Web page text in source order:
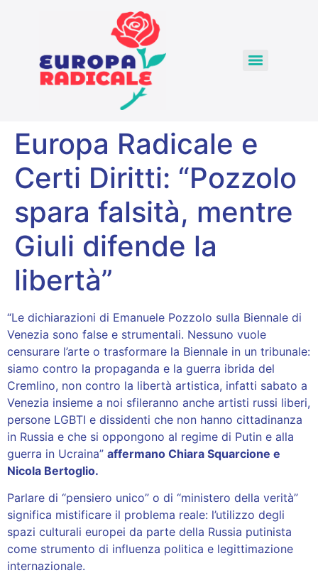
Europa Radicale e
Certi Diritti: “Pozzolo
spara falsità, mentre
Giuli difende la
libertà”
“Le dichiarazioni di Emanuele Pozzolo sulla Biennale di
Venezia sono false e strumentali. Nessuno vuole
censurare l’arte o trasformare la Biennale in un tribunale:
siamo contro la propaganda e la guerra ibrida del
Cremlino, non contro la libertà artistica, infatti sabato a
Venezia insieme a noi sfileranno anche artisti russi liberi,
persone LGBTI e dissidenti che non hanno cittadinanza
in Russia e che si oppongono al regime di Putin e alla
guerra in Ucraina” affermano Chiara Squarcione e
Nicola Bertoglio.
Parlare di “pensiero unico” o di “ministero della verità”
significa mistificare il problema reale: l’utilizzo degli
spazi culturali europei da parte della Russia putinista
come strumento di influenza politica e legittimazione
internazionale.